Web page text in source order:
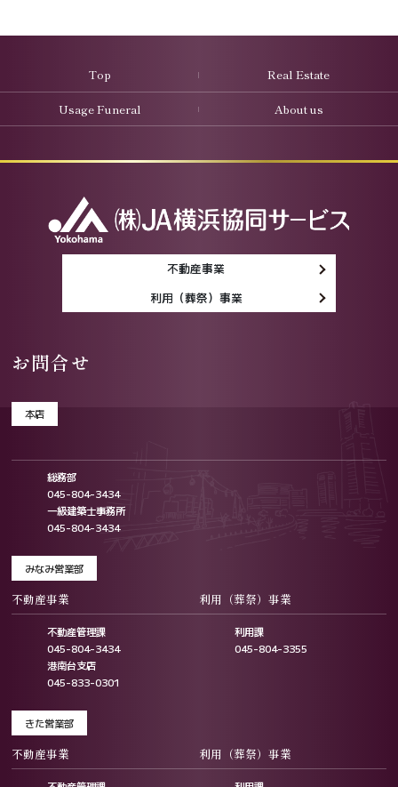
Top Real Estate
Usage Funeral About us
不動産事業
利用（葬祭）事業
お問合せ
本店
総務部
045-804-3434
一級建築士事務所
045-804-3434
みなみ営業部
不動産事業
不動産管理課
045-804-3434
港南台支店
045-833-0301
利用（葬祭）事業
利用課
045-804-3355
きた営業部
不動産事業 利用（葬祭）事業